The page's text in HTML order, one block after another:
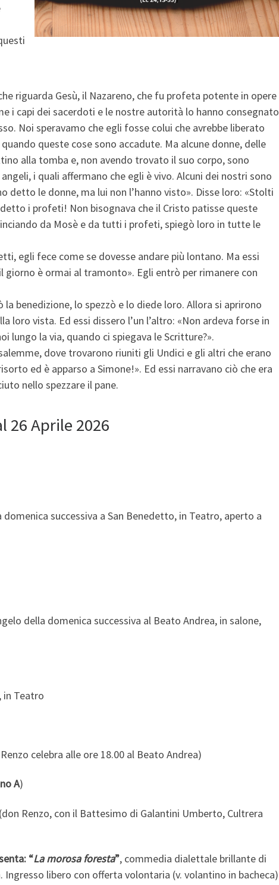
riguarda Gesù, il Nazareno, che fu profeta potente in opere
i capi dei sacerdoti e le nostre autorità lo hanno consegnato
Noi speravamo che egli fosse colui che avrebbe liberato
queste cose sono accadute. Ma alcune donne, delle
alla tomba e, non avendo trovato il suo corpo, sono
i quali affermano che egli è vivo. Alcuni dei nostri sono
detto le donne, ma lui non l’hanno visto». Disse loro: «Stolti
i profeti! Non bisognava che il Cristo patisse queste
da Mosè e da tutti i profeti, spiegò loro in tutte le
egli fece come se dovesse andare più lontano. Ma essi
giorno è ormai al tramonto». Egli entrò per rimanere con
benedizione, lo spezzò e lo diede loro. Allora si aprirono
loro vista. Ed essi dissero l’un l’altro: «Non ardeva forse in
lungo la via, quando ci spiegava le Scritture?».
dove trovarono riuniti gli Undici e gli altri che erano
ed è apparso a Simone!». Ed essi narravano ciò che era
nello spezzare il pane.
26 Aprile 2026
successiva a San Benedetto, in Teatro, aperto a
della domenica successiva al Beato Andrea, in salone,
in Teatro
celebra alle ore 18.00 al Beato Andrea)
A)
Renzo, con il Battesimo di Galantini Umberto, Cultrera
“La morosa foresta”, commedia dialettale brillante di
Ingresso libero con offerta volontaria (v. volantino in bacheca)